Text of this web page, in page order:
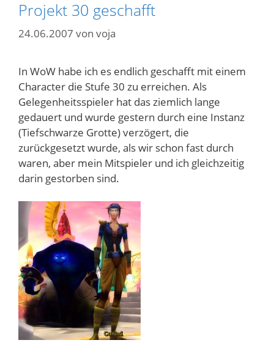
Projekt 30 geschafft
24.06.2007 von voja
In WoW habe ich es endlich geschafft mit einem
Character die Stufe 30 zu erreichen. Als
Gelegenheitsspieler hat das ziemlich lange
gedauert und wurde gestern durch eine Instanz
(Tiefschwarze Grotte) verzögert, die
zurückgesetzt wurde, als wir schon fast durch
waren, aber mein Mitspieler und ich gleichzeitig
darin gestorben sind.